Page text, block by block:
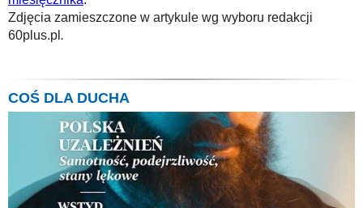
Zdjęcia zamieszczone w artykule wg wyboru redakcji
60plus.pl .
COŚ DLA DUCHA